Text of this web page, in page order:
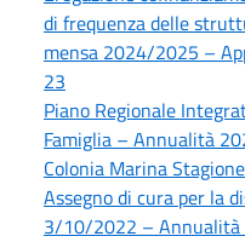
di frequenza delle
mensa 2024/2025 –
23
Piano Regionale
Famiglia – Annualità
Colonia Marina
Assegno di cura per la
3/10/2022 – Annualità